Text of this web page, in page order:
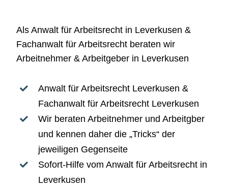
Als Anwalt für Arbeitsrecht in Leverkusen &
Fachanwalt für Arbeitsrechtberaten wir
Arbeitnehmer & Arbeitgeber in Leverkusen
Anwalt für Arbeitsrecht Leverkusen &
Fachanwalt für Arbeitsrecht Leverkusen
Wir beraten Arbeitnehmer und Arbeitgber
und kennen daher die „Tricks“ der
jeweiligen Gegenseite
Sofort-Hilfe vom Anwalt für Arbeitsrecht in
Leverkusen